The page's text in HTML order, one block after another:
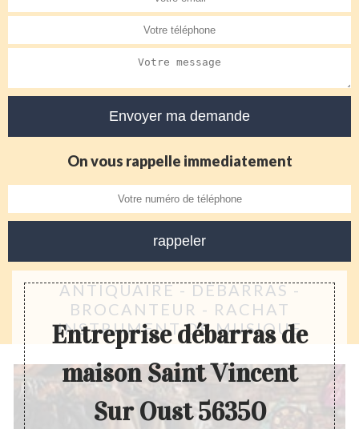
On vous rappelle immediatement
ANTIQUAIRE - DÉBARRAS -
BROCANTEUR - RACHAT
INSTRUMENT DE MUSIQUE
Entreprise débarras de
maison Saint Vincent
Sur Oust 56350